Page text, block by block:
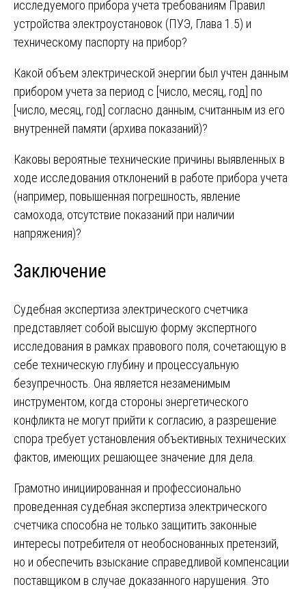
исследуемого прибора учета требованиям Правил
устройства электроустановок (ПУЭ, Глава 1.5) и
техническому паспорту на прибор?
Какой объем электрической энергии был учтен данным
прибором учета за период с [число, месяц, год] по
[число, месяц, год] согласно данным, считанным из его
внутренней памяти (архива показаний)?
Каковы вероятные технические причины выявленных в
ходе исследования отклонений в работе прибора учета
(например, повышенная погрешность, явление
самохода, отсутствие показаний при наличии
напряжения)?
Заключение
Судебная экспертиза электрического счетчика
представляет собой высшую форму экспертного
исследования в рамках правового поля, сочетающую в
себе техническую глубину и процессуальную
безупречность. Она является незаменимым
инструментом, когда стороны энергетического
конфликта не могут прийти к согласию, а разрешение
спора требует установления объективных технических
фактов, имеющих решающее значение для дела.
Грамотно инициированная и профессионально
проведенная судебная экспертиза электрического
счетчика способна не только защитить законные
интересы потребителя от необоснованных претензий,
но и обеспечить взыскание справедливой компенсации
поставщиком в случае доказанного нарушения. Это